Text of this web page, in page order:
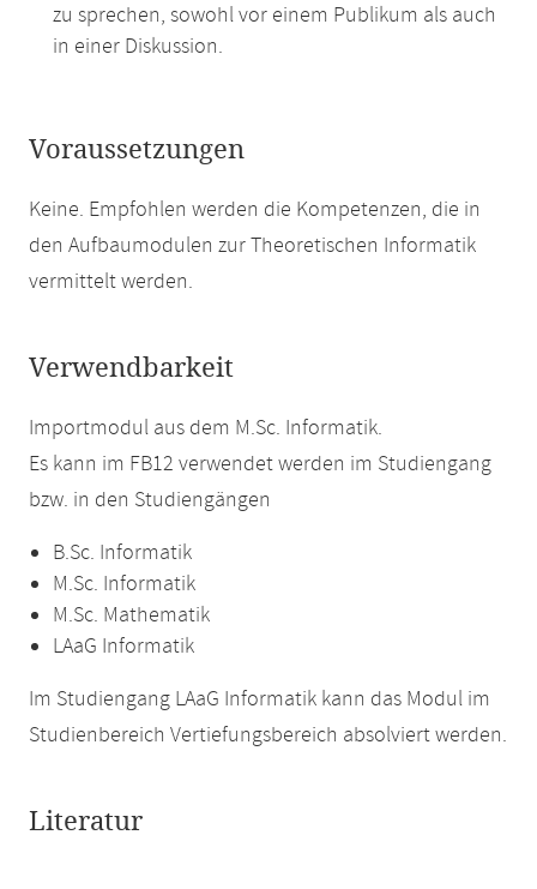
zu sprechen, sowohl vor einem Publikum als auch
in einer Diskussion.
Voraussetzungen
Keine. Empfohlen werden die Kompetenzen, die in
den Aufbaumodulen zur Theoretischen Informatik
vermittelt werden.
Verwendbarkeit
Importmodul aus dem M.Sc. Informatik.
Es kann im FB12 verwendet werden im Studiengang
bzw. in den Studiengängen
B.Sc. Informatik
M.Sc. Informatik
M.Sc. Mathematik
LAaG Informatik
Im Studiengang LAaG Informatik kann das Modul im
Studienbereich Vertiefungsbereich absolviert werden.
Literatur